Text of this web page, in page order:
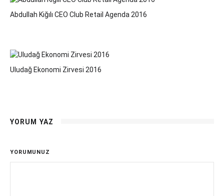
Abdullah Kiğılı CEO Club Retail Agenda 2016
Uludağ Ekonomi Zirvesi 2016
YORUM YAZ
YORUMUNUZ